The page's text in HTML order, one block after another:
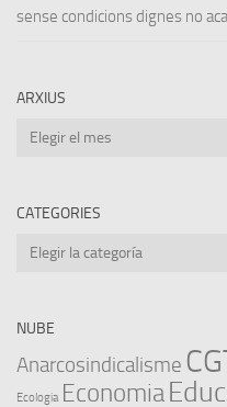
sense condicions dignes no
ARXIUS
Arxius
CATEGORIES
Categories
NUBE
Anarcosindicalisme
Ecologia Economia